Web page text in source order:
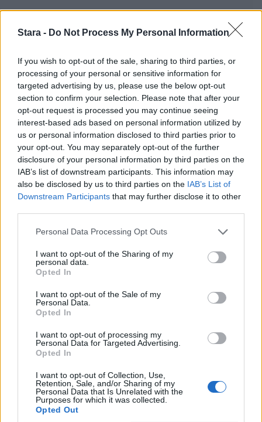
Stara - Do Not Process My Personal Information
If you wish to opt-out of the sale, sharing to third parties, or
processing of your personal or sensitive information for
targeted advertising by us, please use the below opt-out
section to confirm your selection. Please note that after your
opt-out request is processed you may continue seeing
interest-based ads based on personal information utilized by
us or personal information disclosed to third parties prior to
your opt-out. You may separately opt-out of the further
disclosure of your personal information by third parties on the
IAB’s list of downstream participants. This information may
also be disclosed by us to third parties on the IAB’s List of
Downstream Participants that may further disclose it to other
Personal Data Processing Opt Outs
I want to opt-out of the Sharing of my
personal data.
Opted In
I want to opt-out of the Sale of my
Personal Data.
Opted In
I want to opt-out of processing my
Personal Data for Targeted Advertising.
Opted In
I want to opt-out of Collection, Use,
Retention, Sale, and/or Sharing of my
Personal Data that Is Unrelated with the
Purposes for which it was collected.
Opted Out
Staran luetuimmat
1
UUTISET
Leskeneläke ei kuulu kaikille –
Kela muistuttaa tärkeästä
ikärajasta
2
MATKAILU